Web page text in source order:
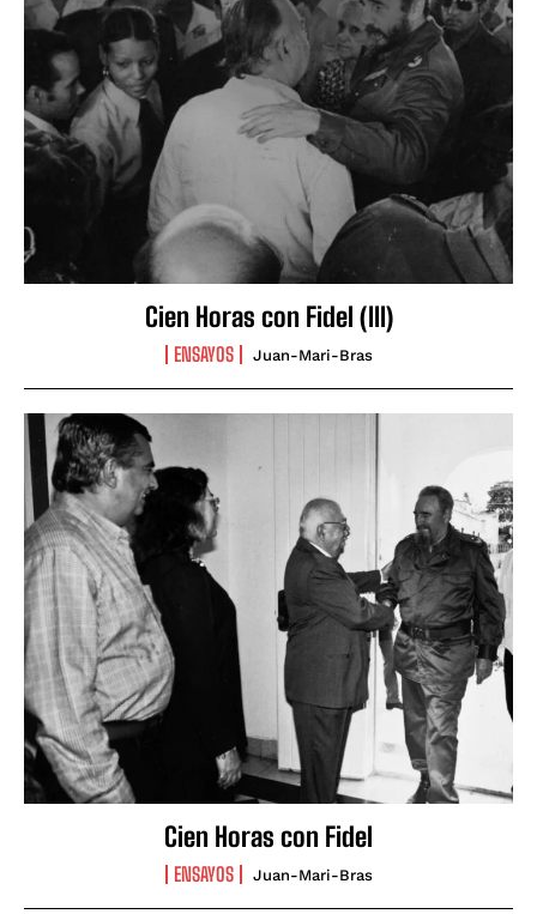
Cien Horas con Fidel (III)
ENSAYOS Juan-Mari-Bras
Cien Horas con Fidel
ENSAYOS Juan-Mari-Bras